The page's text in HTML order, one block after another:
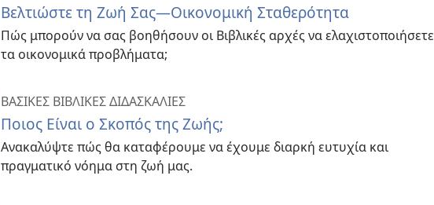
Βελτιώστε τη Ζωή Σας—Οικονομική Σταθερότητα
Πώς μπορούν να σας βοηθήσουν οι Βιβλικές αρχές να ελαχιστοποιήσετε
τα οικονομικά προβλήματα;
ΒΑΣΙΚΕΣ ΒΙΒΛΙΚΕΣ ΔΙΔΑΣΚΑΛΙΕΣ
Ποιος Είναι ο Σκοπός της Ζωής;
Ανακαλύψτε πώς θα καταφέρουμε να έχουμε διαρκή ευτυχία και
πραγματικό νόημα στη ζωή μας.